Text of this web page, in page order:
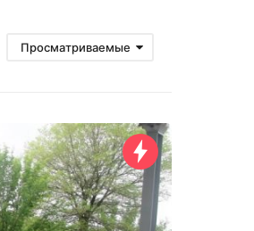
Просматриваемые